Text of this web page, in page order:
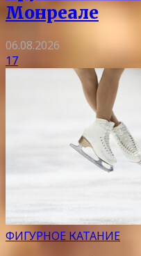
Монреале
06.08.2026
17
ФИГУРНОЕ КАТАНИЕ